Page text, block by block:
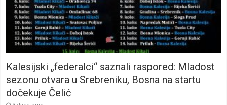
Kalesijski „federalci“ saznali raspored: Mladost
sezonu otvara u Srebreniku, Bosna na startu
dočekuje Čelić